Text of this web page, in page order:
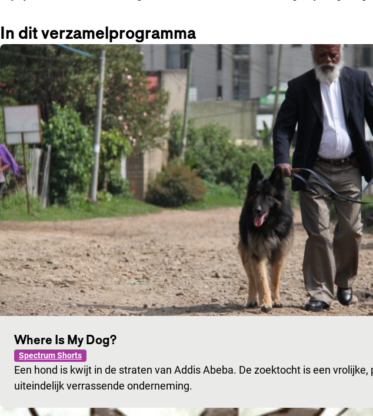
In dit verzamelprogramma
Where Is My Dog?
Spectrum Shorts
Een hond is kwijt in de straten van Addis Abeba. De zoektocht is een vrolijke,
uiteindelijk verrassende onderneming.